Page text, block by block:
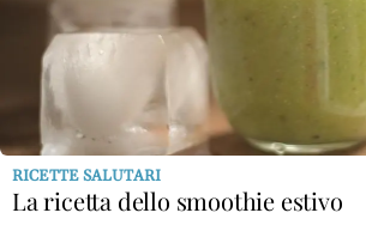
RICETTE SALUTARI
La ricetta dello smoothie estivo